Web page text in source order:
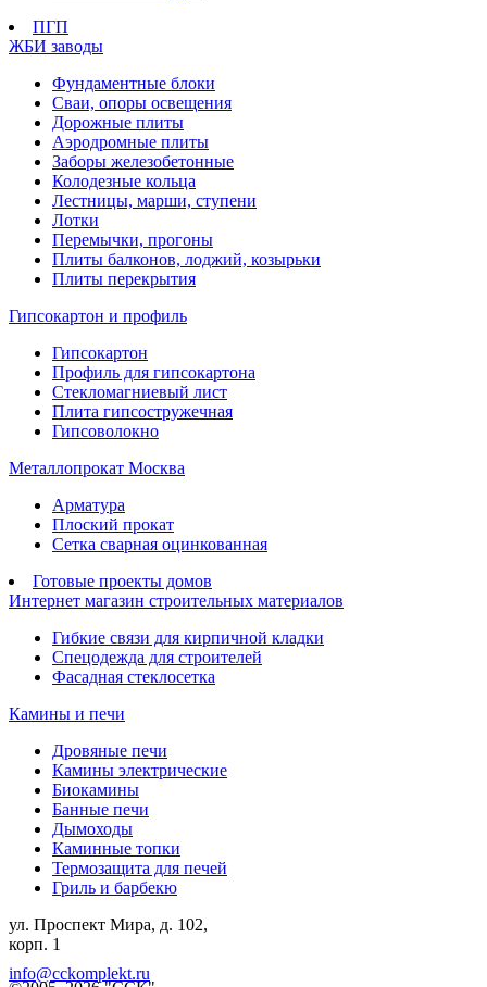
ПГП
ЖБИ заводы
Фундаментные блоки
Сваи, опоры освещения
Дорожные плиты
Аэродромные плиты
Заборы железобетонные
Колодезные кольца
Лестницы, марши, ступени
Лотки
Перемычки, прогоны
Плиты балконов, лоджий, козырьки
Плиты перекрытия
Гипсокартон и профиль
Гипсокартон
Профиль для гипсокартона
Стекломагниевый лист
Плита гипсостружечная
Гипсоволокно
Металлопрокат Москва
Арматура
Плоский прокат
Сетка сварная оцинкованная
Готовые проекты домов
Интернет магазин строительных материалов
Гибкие связи для кирпичной кладки
Спецодежда для строителей
Фасадная стеклосетка
Камины и печи
Дровяные печи
Камины электрические
Биокамины
Банные печи
Дымоходы
Каминные топки
Термозащита для печей
Гриль и барбекю
ул. Проспект Мира, д. 102,
корп. 1
info@cckomplekt.ru